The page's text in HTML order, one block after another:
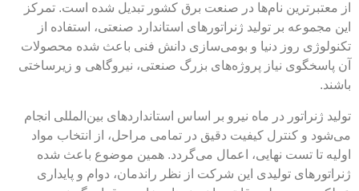
نام‌ها در صنعت برق کشور تبدیل شده است. تمرکز
بر تولید ژنراتورهای استاندارد صنعتی، استفاده از
روز دنیا و بومی‌سازی دانش فنی باعث شده محصولات
نیاز پروژه‌های بزرگ صنعتی، نیروگاهی و زیرساختی
در ماه نیرو بر اساس استانداردهای بین‌المللی انجام
کنترل کیفیت دقیق در تمامی مراحل، از انتخاب مواد
تست نهایی، اعمال می‌گردد. همین موضوع باعث شده
تولیدی این شرکت از نظر راندمان، دوام و پایداری